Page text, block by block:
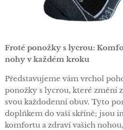
Froté ponožky s lycrou:
nohy v každém kroku
Představujeme vám vrchol
ponožky s lycrou, které změní
svou každodenní obuv. Tyto
doplňkem do vaší skříně; jsou
komfortu a zdraví vašich